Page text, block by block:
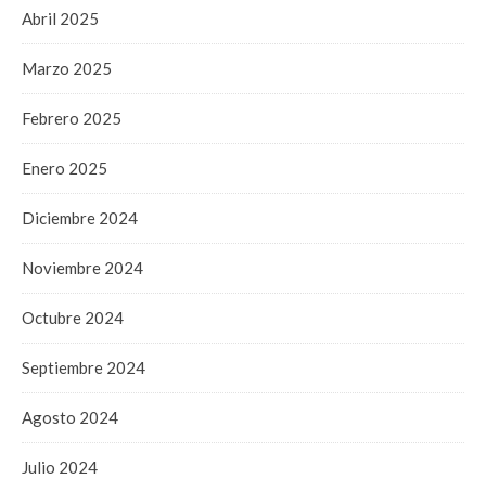
Abril 2025
Marzo 2025
Febrero 2025
Enero 2025
Diciembre 2024
Noviembre 2024
Octubre 2024
Septiembre 2024
Agosto 2024
Julio 2024